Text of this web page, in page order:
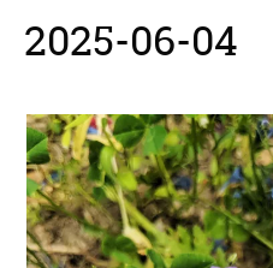
2025-06-04